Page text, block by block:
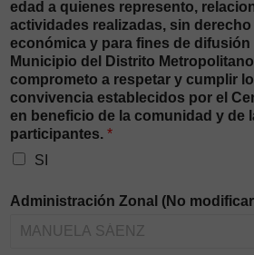
edad a quienes represento,
actividades realizadas, sin
económica y para fines de difusión
Municipio del Distrito
comprometo a respetar y cumplir
convivencia establecidos por el
en beneficio de la comunidad y de
participantes. *
SI
Administración Zonal (No